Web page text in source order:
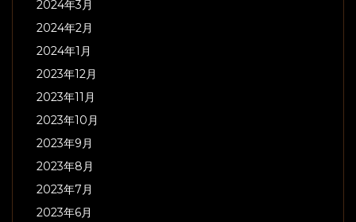
2024年3月
2024年2月
2024年1月
2023年12月
2023年11月
2023年10月
2023年9月
2023年8月
2023年7月
2023年6月